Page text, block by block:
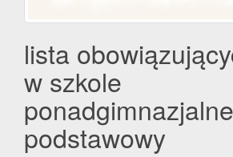
lista
w szkole
podstawowy